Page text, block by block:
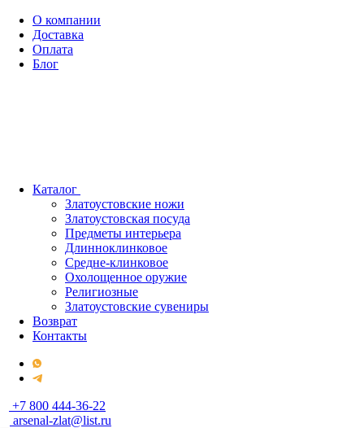
О компании
Доставка
Оплата
Блог
Каталог
Златоустовские ножи
Златоустовская посуда
Предметы интерьера
Длинноклинковое
Средне-клинковое
Охолощенное оружие
Религиозные
Златоустовские сувениры
Возврат
Контакты
+7 800 444-36-22
arsenal-zlat@list.ru